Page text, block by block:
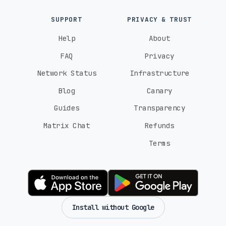
SUPPORT
Help
FAQ
Network Status
Blog
Guides
Matrix Chat
PRIVACY & TRUST
About
Privacy
Infrastructure
Canary
Transparency
Refunds
Terms
Install without Google